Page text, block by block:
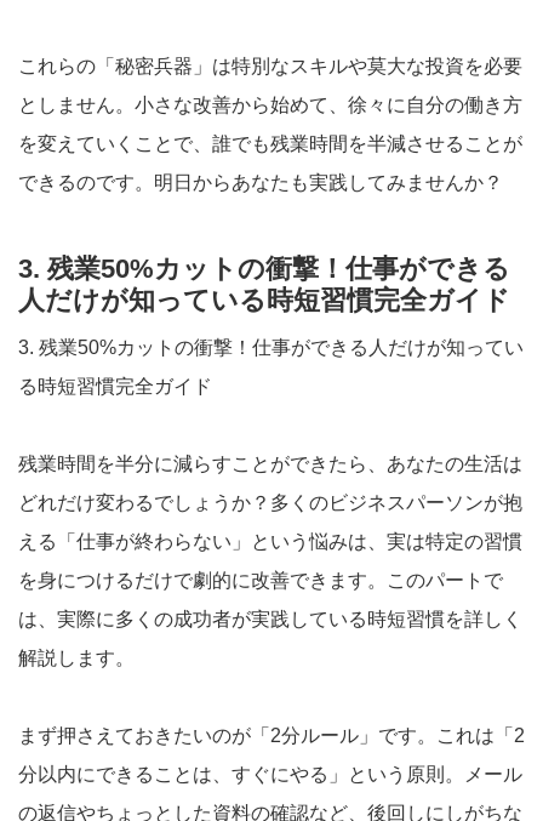
これらの「秘密兵器」は特別なスキルや莫大な投資を必要
としません。小さな改善から始めて、徐々に自分の働き方
を変えていくことで、誰でも残業時間を半減させることが
できるのです。明日からあなたも実践してみませんか？
3. 残業50%カットの衝撃！仕事ができる
人だけが知っている時短習慣完全ガイド
3. 残業50%カットの衝撃！仕事ができる人だけが知ってい
る時短習慣完全ガイド
残業時間を半分に減らすことができたら、あなたの生活は
どれだけ変わるでしょうか？多くのビジネスパーソンが抱
える「仕事が終わらない」という悩みは、実は特定の習慣
を身につけるだけで劇的に改善できます。このパートで
は、実際に多くの成功者が実践している時短習慣を詳しく
解説します。
まず押さえておきたいのが「2分ルール」です。これは「2
分以内にできることは、すぐにやる」という原則。メール
の返信やちょっとした資料の確認など、後回しにしがちな